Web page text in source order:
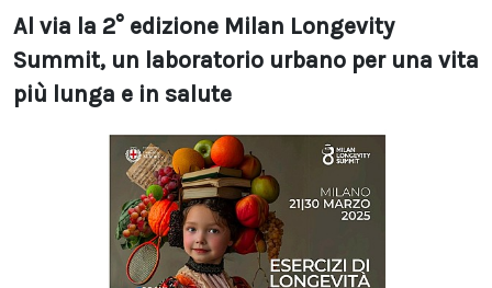
Al via la 2° edizione Milan Longevity
Summit, un laboratorio urbano per una vita
più lunga e in salute